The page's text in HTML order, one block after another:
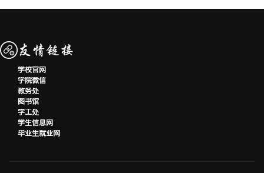
学校官网
学院微信
教务处
图书馆
学工处
学生信息网
毕业生就业网